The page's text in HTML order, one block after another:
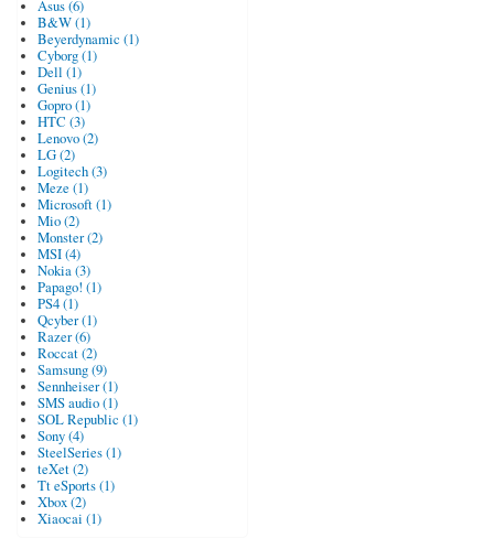
Asus (6)
B&W (1)
Beyerdynamic (1)
Cyborg (1)
Dell (1)
Genius (1)
Gopro (1)
HTC (3)
Lenovo (2)
LG (2)
Logitech (3)
Meze (1)
Microsoft (1)
Mio (2)
Monster (2)
MSI (4)
Nokia (3)
Papago! (1)
PS4 (1)
Qcyber (1)
Razer (6)
Roccat (2)
Samsung (9)
Sennheiser (1)
SMS audio (1)
SOL Republic (1)
Sony (4)
SteelSeries (1)
teXet (2)
Tt eSports (1)
Xbox (2)
Xiaocai (1)